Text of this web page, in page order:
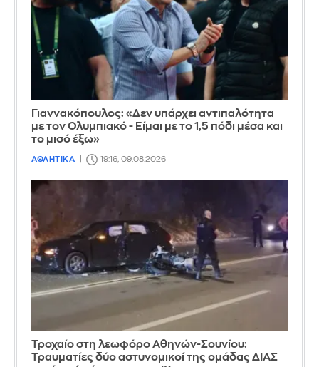
Γιαννακόπουλος: «Δεν υπάρχει αντιπαλότητα
με τον Ολυμπιακό - Είμαι με το 1,5 πόδι μέσα και
το μισό έξω»
ΑΘΛΗΤΙΚΑ 19:16, 09.08.2026
Τροχαίο στη λεωφόρο Αθηνών-Σουνίου:
Τραυματίες δύο αστυνομικοί της ομάδας ΔΙΑΣ